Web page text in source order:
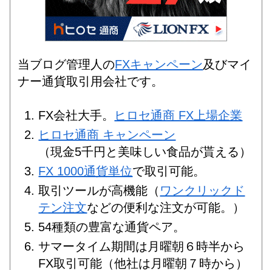
当ブログ管理人のFXキャンペーン及びマイ
ナー通貨取引用会社です。
FX会社大手。
ヒロセ通商 FX上場企業
ヒロセ通商 キャンペーン
（現金5千円と美味しい食品が貰える）
FX 1000通貨単位で取引可能。
取引ツールが高機能（ ワンクリックド
テン注文などの便利な注文が可能。）
54種類の豊富な通貨ペア。
サマータイム期間は月曜朝６時半から
FX取引可能（他社は月曜朝７時から）